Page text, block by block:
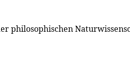
philosophischen